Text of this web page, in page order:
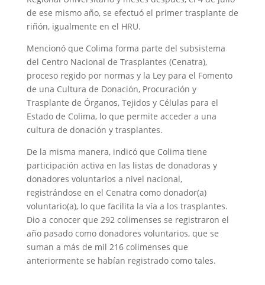
de ese mismo año, se efectuó el primer trasplante de
riñón, igualmente en el HRU.
Mencionó que Colima forma parte del subsistema
del Centro Nacional de Trasplantes (Cenatra),
proceso regido por normas y la Ley para el Fomento
de una Cultura de Donación, Procuración y
Trasplante de Órganos, Tejidos y Células para el
Estado de Colima, lo que permite acceder a una
cultura de donación y trasplantes.
De la misma manera, indicó que Colima tiene
participación activa en las listas de donadoras y
donadores voluntarios a nivel nacional,
registrándose en el Cenatra como donador(a)
voluntario(a), lo que facilita la vía a los trasplantes.
Dio a conocer que 292 colimenses se registraron el
año pasado como donadores voluntarios, que se
suman a más de mil 216 colimenses que
anteriormente se habían registrado como tales.